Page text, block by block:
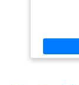
douce
nettoyage
grâce au
coussin
pour